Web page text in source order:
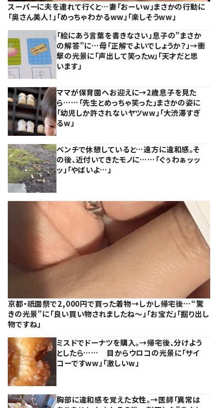
スーパーに夫を連れて行くと…妻「おーいw」まさかの行動に
「奥さん美人！」「めっちゃわかるww」「楽しそうww」
「絵にあう言葉を書きなさい」息子の”まさか
の解答”に…母「正解でよいでしょうか？」→衝
撃の光景に「声出して笑ったｗ」「天才だと思
います」
ママが保育園へお迎えに→2歳息子を見た
ら……「先生とめっちゃ笑った」まさかの姿に
「幼児しか許されないヤツww」「大渋滞すぎ
るw」
ベンチで休憩していると…遠方に違和感。そ
の後、近付いてきたモノに……「ぐぅわぁッッ
ッ」「やばいよ…」
京都・祇園祭で2,000円で買った着物→しかし帰宅後…“驚
きの光景”に「良い買い物されましたね～」「お宝だ」「掘り出し
物ですね」
ミスドでドーナツを購入。→帰宅後、分けよう
としたら…… 目からウロコの光景に「サイ
コーですww」「激しいw」
胸部に違和感を覚えた女性。→医師「異常は